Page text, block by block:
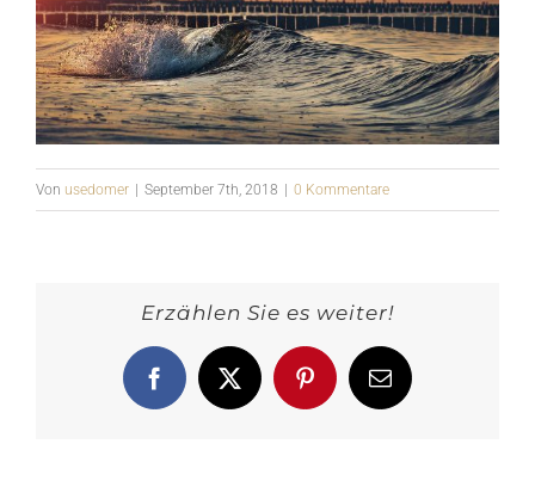
Von usedomer | September 7th, 2018 | 0 Kommentare
Erzählen Sie es weiter!
Facebook
X PinterestE-
Mail